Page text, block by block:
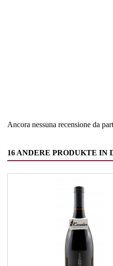
Ancora nessuna recensione da
16 ANDERE PRODUKTE IN